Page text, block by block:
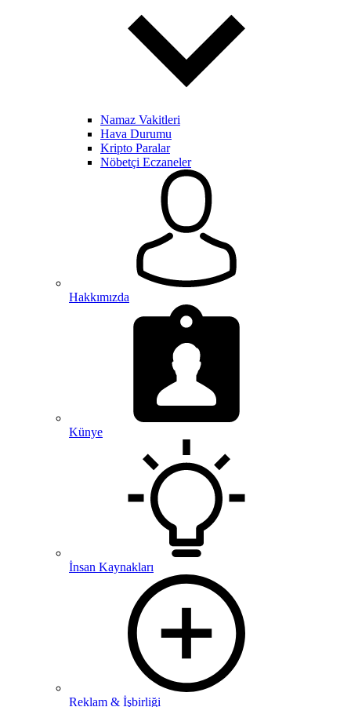
Namaz Vakitleri
Hava Durumu
Kripto Paralar
Nöbetçi Eczaneler
Hakkımızda
Künye
İnsan Kaynakları
Reklam & İşbirliği